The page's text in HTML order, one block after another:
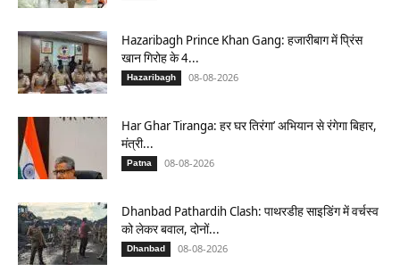
Hazaribagh Prince Khan Gang: हजारीबाग में प्रिंस
खान गिरोह के 4...
Hazaribagh 08-08-2026
Har Ghar Tiranga: हर घर तिरंगा’ अभियान से रंगेगा बिहार,
मंत्री...
Patna 08-08-2026
Dhanbad Pathardih Clash: पाथरडीह साइडिंग में वर्चस्व
को लेकर बवाल, दोनों...
Dhanbad 08-08-2026